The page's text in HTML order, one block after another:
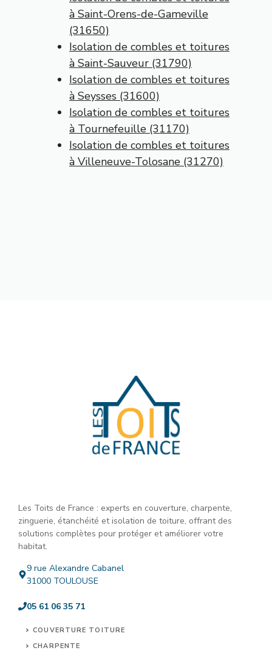
à Saint-Orens-de-Gameville
(31650)
Isolation de combles et toitures
à Saint-Sauveur (31790)
Isolation de combles et toitures
à Seysses (31600)
Isolation de combles et toitures
à Tournefeuille (31170)
Isolation de combles et toitures
à Villeneuve-Tolosane (31270)
Les Toits de France : experts en couverture, charpente,
zinguerie, étanchéité et isolation de toiture, offrant des
solutions complètes pour protéger et améliorer votre
habitat.
9 rue Alexandre Cabanel
31000 TOULOUSE
05 61 06 35 71
COUVERTURE TOITURE
CHARPENTE